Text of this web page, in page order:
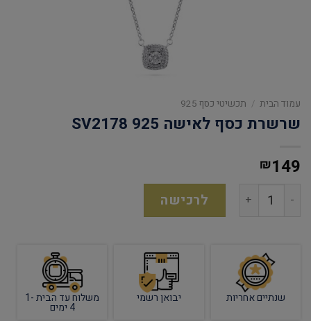
עמוד הבית / תכשיטי כסף 925
שרשרת כסף לאישה 925 SV2178
₪149
לרכישה
שנתיים אחריות יבואן רשמי משלוח עד הבית 1-
4 ימים